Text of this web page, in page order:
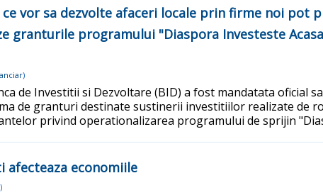
vor sa dezvolte afaceri locale prin firme noi pot
granturile programului "Diaspora Investeste
)
de Investitii si Dezvoltare (BID) a fost mandatata
de granturi destinate sustinerii investitiilor realizate de
privind operationalizarea programului de sprijin
afecteaza economiile
)